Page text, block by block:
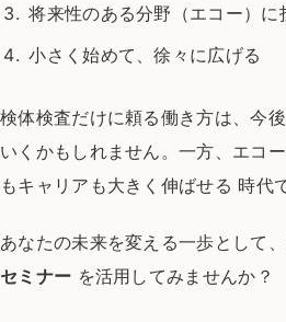
将来性のある分野（エコー）に
小さく始めて、徐々に広げる
検体検査だけに頼る働き方は、今
いくかもしれません。一方、エコ
もキャリアも大きく伸ばせる 時代
あなたの未来を変える一歩として、
セミナー を活用してみませんか？